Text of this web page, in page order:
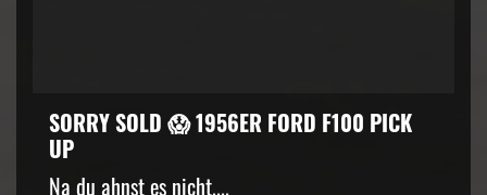
SORRY SOLD 😱 1956ER FORD F100 PICK
UP
Na du ahnst es nicht....